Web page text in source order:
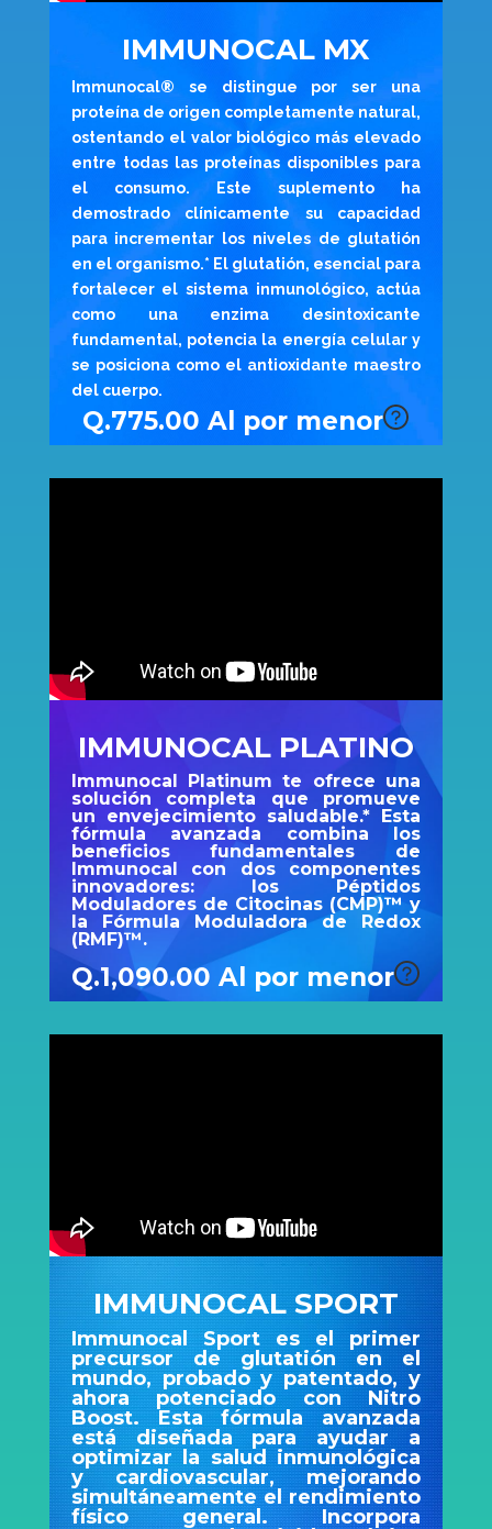
IMMUNOCAL MX
Immunocal® se distingue por ser una
proteína de origen completamente natural,
ostentando el valor biológico más elevado
entre todas las proteínas disponibles para
el consumo. Este suplemento ha
demostrado clínicamente su capacidad
para incrementar los niveles de glutatión
en el organismo.* El glutatión, esencial para
fortalecer el sistema inmunológico, actúa
como una enzima desintoxicante
fundamental, potencia la energía celular y
se posiciona como el antioxidante maestro
del cuerpo.
Q.775.00 Al por menor
IMMUNOCAL PLATINO
Immunocal Platinum te ofrece una
solución completa que promueve
un envejecimiento saludable.* Esta
fórmula avanzada combina los
beneficios fundamentales de
Immunocal con dos componentes
innovadores: los Péptidos
Moduladores de Citocinas (CMP)™ y
la Fórmula Moduladora de Redox
(RMF)™.
Q.1,090.00 Al por menor
IMMUNOCAL SPORT
Immunocal Sport es el primer
precursor de glutatión en el
mundo, probado y patentado, y
ahora potenciado con Nitro
Boost. Esta fórmula avanzada
está diseñada para ayudar a
optimizar la salud inmunológica
y cardiovascular, mejorando
simultáneamente el rendimiento
físico general. Incorpora